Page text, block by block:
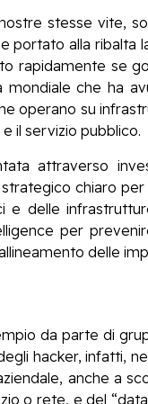
stesse vite,
portato alla ribalta
rapidamente se
che ha
operano su
il servizio pubblico.
attraverso
chiaro
e delle
per
delle
da parte di
hacker, infatti,
anche a
o rete, e del